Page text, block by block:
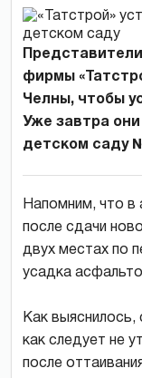
фирмы
Челны, чтобы
Уже завтра
детском саду
Напомним, что в
после сдачи
двух местах по
усадка
Как выяснилось,
как следует не
после